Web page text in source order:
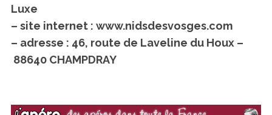
Luxe
– site internet : www.nidsdesvosges.com
– adresse : 46, route de Laveline du Houx –
88640 CHAMPDRAY